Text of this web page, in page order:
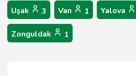
Uşak 3 Van 1 Yalova
Zonguldak 1